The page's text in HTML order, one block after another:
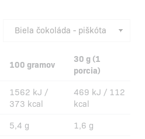
100 gramov
30 g (1
porcia)
1562 kJ /
373 kcal
469 kJ / 112
kcal
5,4 g
1,6 g